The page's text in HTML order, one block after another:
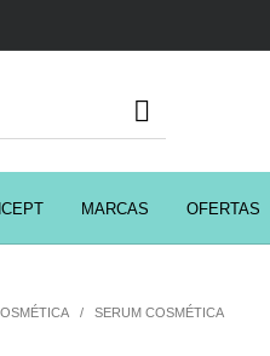
MARCAS OFERTAS
/ SERUM COSMÉTICA